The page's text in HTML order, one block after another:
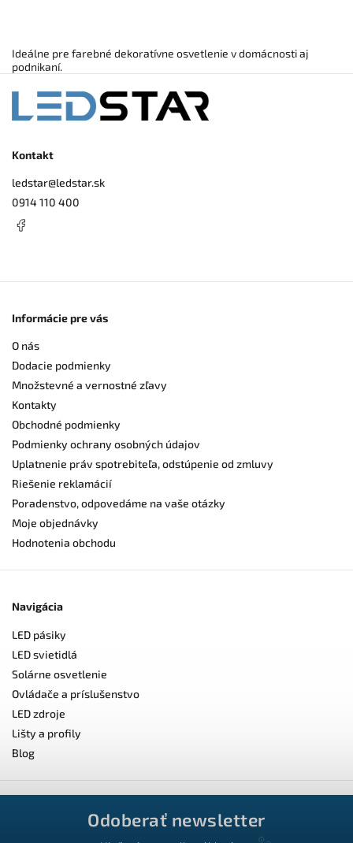
Ideálne pre farebné dekoratívne osvetlenie v domácnosti aj
podnikaní.
Kontakt
ledstar@ledstar.sk
0914 110 400
Informácie pre vás
O nás
Dodacie podmienky
Množstevné a vernostné zľavy
Kontakty
Obchodné podmienky
Podmienky ochrany osobných údajov
Uplatnenie práv spotrebiteľa, odstúpenie od zmluvy
Riešenie reklamácií
Poradenstvo, odpovedáme na vaše otázky
Moje objednávky
Hodnotenia obchodu
Navigácia
LED pásiky
LED svietidlá
Solárne osvetlenie
Ovládače a príslušenstvo
LED zdroje
Lišty a profily
Blog
Odoberať newsletter